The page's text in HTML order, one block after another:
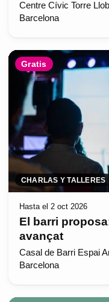
Centre Cívic Torre
Barcelona
Gratis
CHARLAS Y TALLERES
Hasta el 2 oct 2026
El barri
avançat
Casal de Barri Espai
Barcelona